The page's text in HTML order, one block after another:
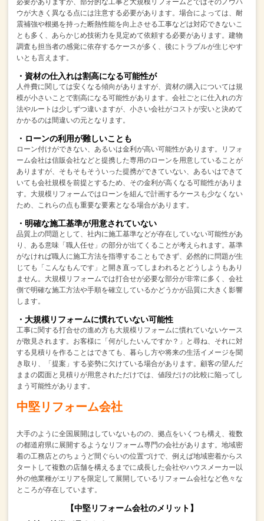
ウが大きく異なる点には注意する必要があります。 場合によっては、耐
震補強や根拠を持った断熱性能を向上させる工事などは対応できないこ
とも多く、 あらかじめ技術力を見定めて依頼する必要があります。 建物
調査も担当者の感覚に依存するケースが多く、後にトラブルが生じやす
いとも言えます。
・資材の仕入れは割高になる可能性が
人件費に関しては安くなる傾向がありますが、 資材の購入については規
模が小さいことで割高になる可能性があります。 会社ごとに仕入れの方
法やルートは少しずつ違いますが、 小さい会社がコストが安いと決めて
かかるのは間違いの元となります。
・ローンの利用が難しいことも
ローン付けができない、あるいは金利が高い可能性があります。
リフォ
ーム会社は信販会社などと提携した専用のローンを用意していることが
ありますが、 そもそもそういった提携ができていない、あるいはできて
いても会社規模を前提とするため、その金利が高くなる可能性がありま
す。 大規模リフォームではローンを組んで計画するケースも少なくない
ため、
これらの点も重要な要素となる場合があります。
・明確な施工基準が用意されていない
品質上の問題として、社内に施工基準などが存在していない可能性があ
り、 ある意味「職人任せ」の部分が出てくることが考えられます。 基準
がなければ職人に施工方法を指導することもできず、必然的に問題が生
じても
「こんなもんです」と開き直ってしまわれるとどうしようもあり
ません。 大規模リフォームでは打合せが必要な部分が非常に多く、 会社
側で明確な施工方法や手順を確立しているかどうかが品質に大きく影響
します。
・大規模リフォームに慣れていない可能性
工事に関する打合せの進め方も大規模リフォームに慣れていないケース
が散見されます。 お客様に「何がしたいんですか？」と尋ね、それに対
する見積りを作ることはできても、 暮らし方や将来の生活イメージを聞
き取り、「提案」する姿勢に欠けている場合があります。 顧客の望んだ
ままの図面と見積りが用意されただけでは、値段だけの比較に陥ってし
まう可能性があります。
中堅リフォーム会社
大手のように全国展開はしていないものの、 拠点をいくつも構え、複数
の都道府県に展開するようなリフォーム専門の会社があります。 地域密
着の工務店とのちょうど間ぐらいの位置づけで、 例えば地域密着からス
タートして複数の店舗を構えるまでに成長した会社やハウスメーカー以
外の他業種がエリアを限定して展開しているリフォーム会社など色々な
ところが存在しています。
【中堅リフォーム会社のメリット】